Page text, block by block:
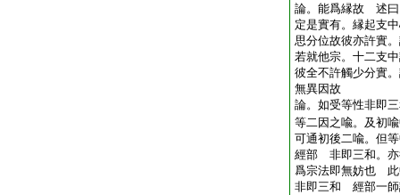
論。能爲縁故 述
定是實有。縁起支
思分位故彼亦許實
若就他宗。十二支
彼全不許觸少分實
無異因故
論。如受等性非即
等二因之喩。及初
可通初後二喩。但
經部 非即三和。亦
爲宗法即無妨也 此
非即三和 經部一師